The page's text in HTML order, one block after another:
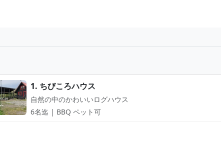
1. ちびころハウス
自然の中のかわいいログハウス
6名迄 | BBQ ペット可